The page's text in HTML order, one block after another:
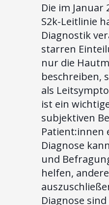
Die im
S2k-Leitlinie
Diagnostik
starren
nur die
beschreiben,
als
ist ein
subjektiven
Patient:innen
Diagnose
und
helfen,
Diagnose